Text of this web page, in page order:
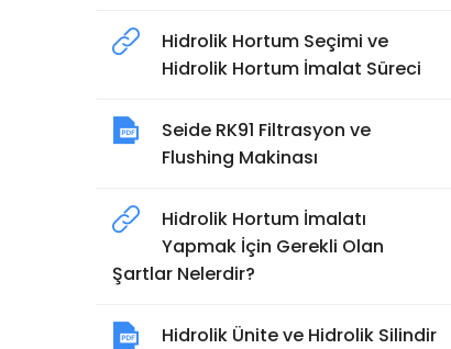
Hidrolik Hortum Seçimi ve
Hidrolik Hortum İmalat Süreci
Seide RK91 Filtrasyon ve
Flushing Makinası
Hidrolik Hortum İmalatı
Yapmak İçin Gerekli Olan
Şartlar Nelerdir?
Hidrolik Ünite ve Hidrolik Silindir